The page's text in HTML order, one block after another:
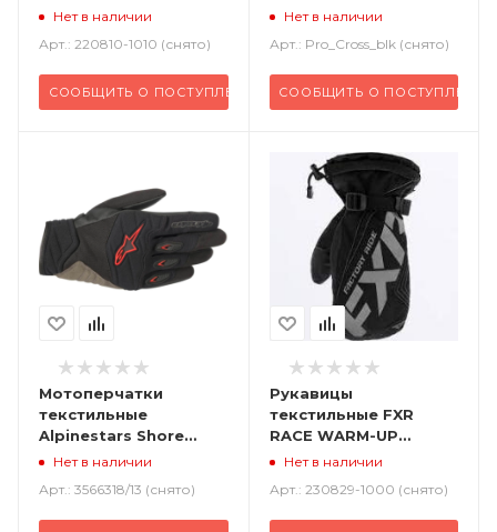
черный
Нет в наличии
Арт.: 220810-1010 (снято)
СООБЩИТЬ О ПОСТУПЛЕНИИ
Нет в наличии
Арт.: Pro_Cross_blk (снято)
СООБЩИТЬ О ПОСТУПЛЕНИИ
Мотоперчатки
текстильные
Alpinestars Shore
черный красный
Нет в наличии
Арт.: 3566318/13 (снято)
Рукавицы
текстильные FXR
RACE WARM-UP
черный
Нет в наличии
Арт.: 230829-1000 (снято)